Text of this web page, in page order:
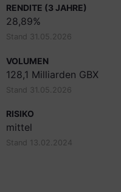
RENDITE (3 JAHRE)
28,89%
Stand 31.05.2026
VOLUMEN
128,1 Milliarden GBX
Stand 31.05.2026
RISIKO
mittel
Stand 13.02.2024